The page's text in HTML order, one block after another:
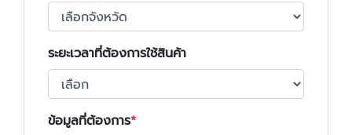
ระยะเวลาที่ต้องการใช้สินค้า
ข้อมูลที่ต้องการ